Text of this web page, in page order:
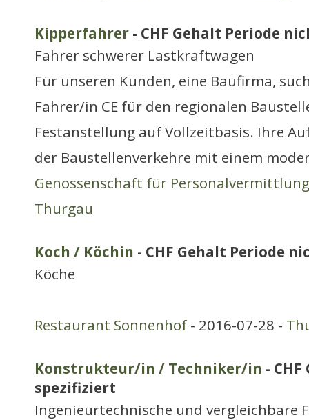
Kipperfahrer - CHF Gehalt Periode
Fahrer schwerer Lastkraftwagen
Für unseren Kunden, eine Baufirma,
Fahrer/in CE für den regionalen
Festanstellung auf Vollzeitbasis. Ihre
der Baustellenverkehre mit einem
Genossenschaft für Personalvermittlung
Thurgau
Koch / Köchin - CHF Gehalt Periode
Köche
Restaurant Sonnenhof - 2016-07-28 -
Konstrukteur/in / Techniker/in -
spezifiziert
Ingenieurtechnische und vergleichbare